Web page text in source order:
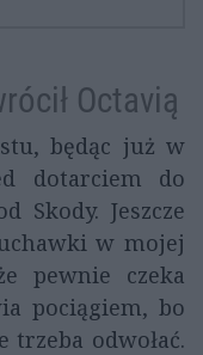
Octavią
będąc już w
dotarciem do
Skody. Jeszcze
w mojej
pewnie czeka
pociągiem, bo
trzeba odwołać.